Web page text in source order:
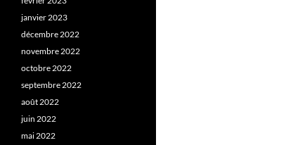
janvier 2023
décembre 2022
novembre 2022
octobre 2022
septembre 2022
août 2022
juin 2022
mai 2022